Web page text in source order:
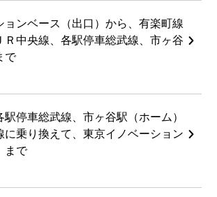
ョンベース（出口）から、有楽町線
Ｒ中央線、各駅停車総武線、市ヶ谷
で
駅停車総武線、市ヶ谷駅（ホーム）
に乗り換えて、東京イノベーション
まで